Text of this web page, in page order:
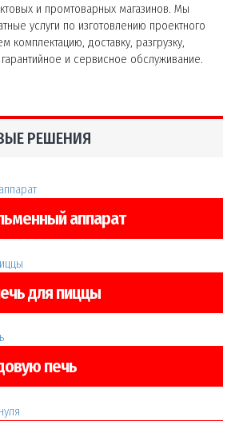
и промтоварных магазинов. Мы
услуги по изготовлению проектного
комплектацию, доставку, разгрузку,
и сервисное обслуживание.
РЕШЕНИЯ
аппарат
для пиццы
печь